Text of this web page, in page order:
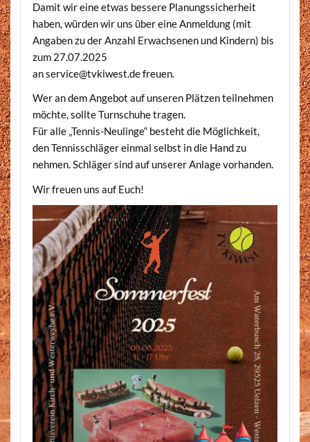
Damit wir eine etwas bessere Planungssicherheit
haben, würden wir uns über eine Anmeldung (mit
Angaben zu der Anzahl Erwachsenen und Kindern) bis
zum 27.07.2025
an service@tvkiwest.de freuen.
Wer an dem Angebot auf unseren Plätzen teilnehmen
möchte, sollte Turnschuhe tragen.
Für alle „Tennis-Neulinge“ besteht die Möglichkeit,
den Tennisschläger einmal selbst in die Hand zu
nehmen. Schläger sind auf unserer Anlage vorhanden.
Wir freuen uns auf Euch!